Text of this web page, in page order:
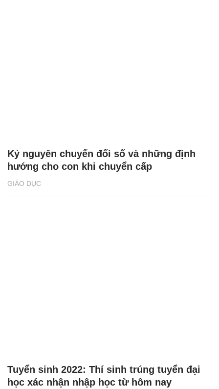
GIÁO DỤC
Kỷ nguyên chuyển đổi số và những định
hướng cho con khi chuyển cấp
Tuyển sinh 2022: Thí sinh trúng tuyển đại
học xác nhận nhập học từ hôm nay